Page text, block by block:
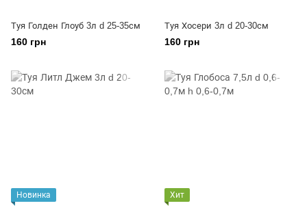
Туя Голден Глоуб 3л d 25-35см
160 грн
Туя Хосери 3л d 20-30см
160 грн
Новинка Хит